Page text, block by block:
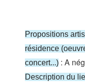
Propositions
résidence
concert...) : A
Description du